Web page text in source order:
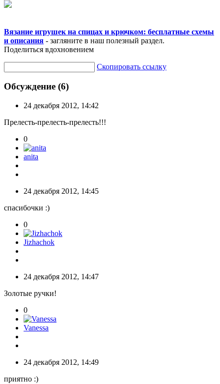
Вязание игрушек на спицах и крючком: бесплатные схемы
и описания - загляните в наш полезный раздел.
Поделиться вдохновением
Скопировать ссылку
Обсуждение (6)
24 декабря 2012, 14:42
Прелесть-прелесть-прелесть!!!
0
anita
24 декабря 2012, 14:45
спасибочки :)
0
Jizhachok
24 декабря 2012, 14:47
Золотые ручки!
0
Vanessa
24 декабря 2012, 14:49
приятно :)